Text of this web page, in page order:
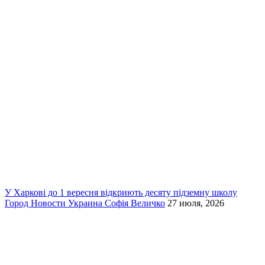
У Харкові до 1 вересня відкриють десяту підземну школу
Город Новости Украина Софія Величко 27 июля, 2026